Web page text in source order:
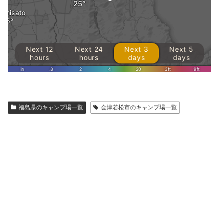
福島県のキャンプ場一覧 会津若松市のキャンプ場一覧